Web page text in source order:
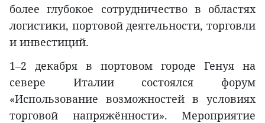
более глубокое сотрудничество в областях
логистики, портовой деятельности, торговли
и инвестиций.
1–2 декабря в портовом городе Генуя на
севере Италии состоялся форум
«Использование возможностей в условиях
торговой напряжённости». Мероприятие